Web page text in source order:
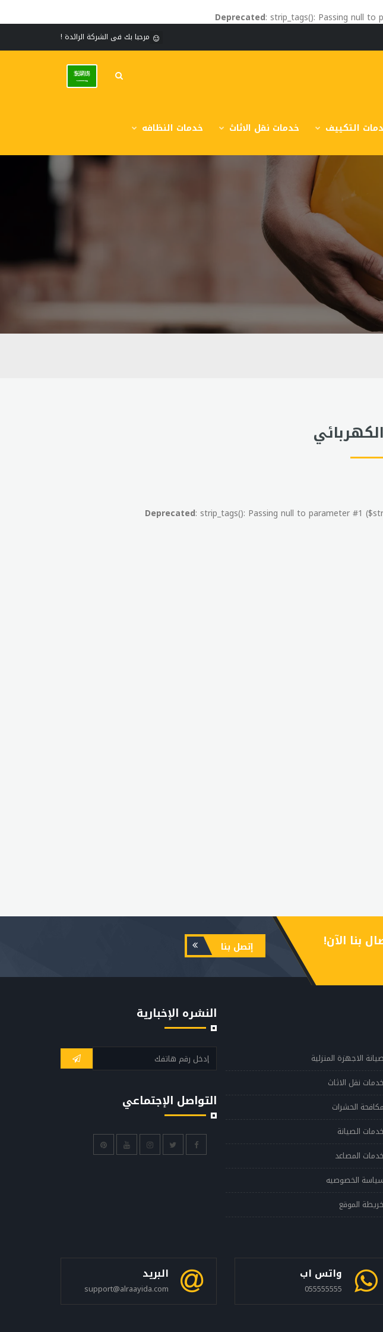
Deprecated: strip_tags(): Passing null
مرحبا بك فى الشركة الرائدة !
التكييف خدمات نقل الاثاث خدمات النظافه
Deprecated: strip_tags(): Passing null to parameter #1
بنا الآن! إتصل بنا
صيانة الاجهزة المنزلية
خدمات نقل الاثاث
مكافحة الحشرات
خدمات الصيانة
خدمات المصاعد
سياسة الخصوصيه
خريطة الموقع
النشره الإخبارية
التواصل الإجتماعي
واتس اب
055555555
البريد
support@alraayida.com